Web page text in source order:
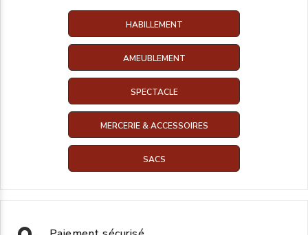
HABILLEMENT
AMEUBLEMENT
SPECTACLE
MERCERIE & ACCESSOIRES
SACS